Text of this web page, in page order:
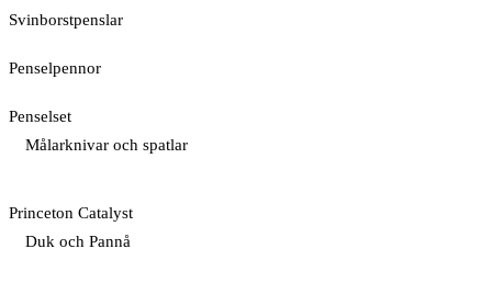
Svinborstpenslar
Penselpennor
Penselset
Målarknivar och spatlar
Princeton Catalyst
Duk och Pannå